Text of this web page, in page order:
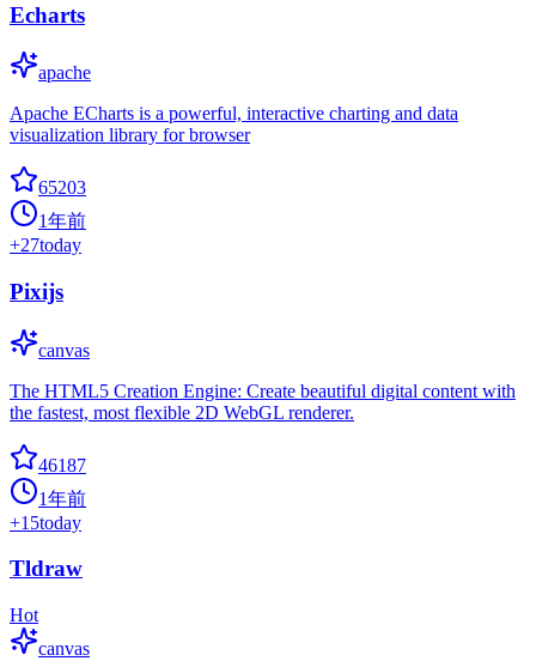
Echarts
apache
Apache ECharts is a powerful, interactive charting and data
visualization library for browser
65203
1年前
+27today
Pixijs
canvas
The HTML5 Creation Engine: Create beautiful digital content with
the fastest, most flexible 2D WebGL renderer.
46187
1年前
+15today
Tldraw
Hot
canvas